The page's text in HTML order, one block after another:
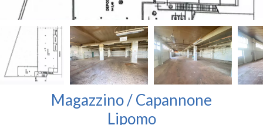
Magazzino / Capannone
Lipomo